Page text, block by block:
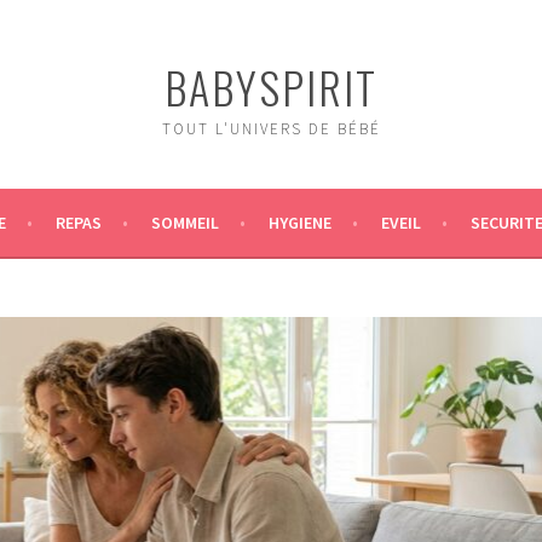
BABYSPIRIT
TOUT L'UNIVERS DE BÉBÉ
REPAS SOMMEIL HYGIENE EVEIL SECURITE